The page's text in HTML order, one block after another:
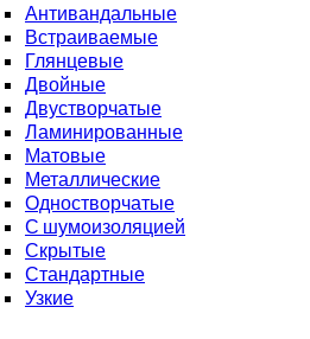
Антивандальные
Встраиваемые
Глянцевые
Двойные
Двустворчатые
Ламинированные
Матовые
Металлические
Одностворчатые
С шумоизоляцией
Скрытые
Стандартные
Узкие